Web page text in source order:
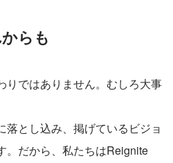
らも
りではありません。むしろ大事
落とし込み、掲げているビジョ
。だから、私たちはReignite